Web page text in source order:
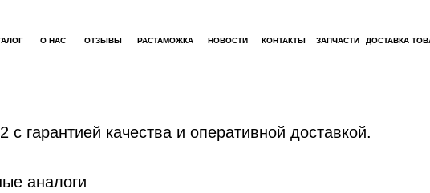
О НАС ОТЗЫВЫ РАСТАМОЖКА НОВОСТИ КОНТАКТЫ ЗАПЧАСТИ ДОСТАВКА
с гарантией качества и оперативной доставкой.
аналоги